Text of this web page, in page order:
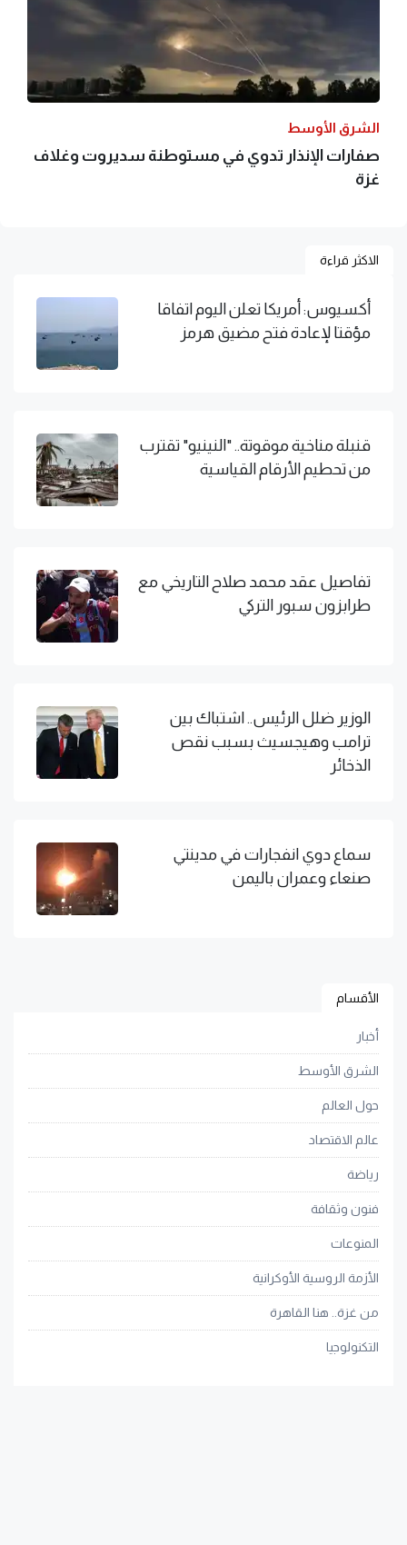
الشرق الأوسط
صفارات الإنذار تدوي في مستوطنة سديروت وغلاف
غزة
الاكثر قراءة
أكسيوس: أمريكا تعلن اليوم اتفاقا
مؤقتا لإعادة فتح مضيق هرمز
قنبلة مناخية موقوتة.. "النينيو" تقترب
من تحطيم الأرقام القياسية
تفاصيل عقد محمد صلاح التاريخي مع
طرابزون سبور التركي
الوزير ضلل الرئيس.. اشتباك بين
ترامب وهيجسيث بسبب نقص
الذخائر
سماع دوي انفجارات في مدينتي
صنعاء وعمران باليمن
الأقسام
أخبار
الشرق الأوسط
حول العالم
عالم الاقتصاد
رياضة
فنون وثقافة
المنوعات
الأزمة الروسية الأوكرانية
من غزة.. هنا القاهرة
التكنولوجيا